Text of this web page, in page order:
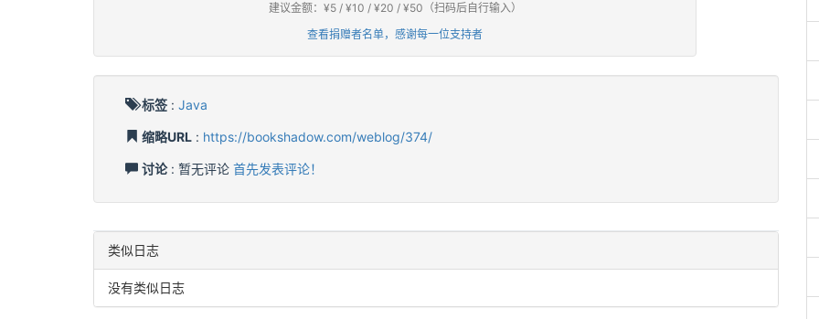
建议金额：¥5 / ¥10 / ¥20 / ¥50（扫码后自行输入）
查看捐赠者名单，感谢每一位支持者
标签 : Java
缩略URL : https://bookshadow.com/weblog/374/
讨论: 暂无评论 首先发表评论！
类似日志
没有类似日志